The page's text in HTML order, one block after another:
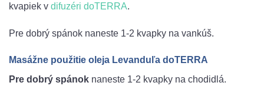
kvapiek v difuzéri doTERRA.
Pre dobrý spánok naneste 1-2 kvapky na vankúš.
Masážne použitie oleja Levanduľa doTERRA
Pre dobrý spánok naneste 1-2 kvapky na chodidlá.